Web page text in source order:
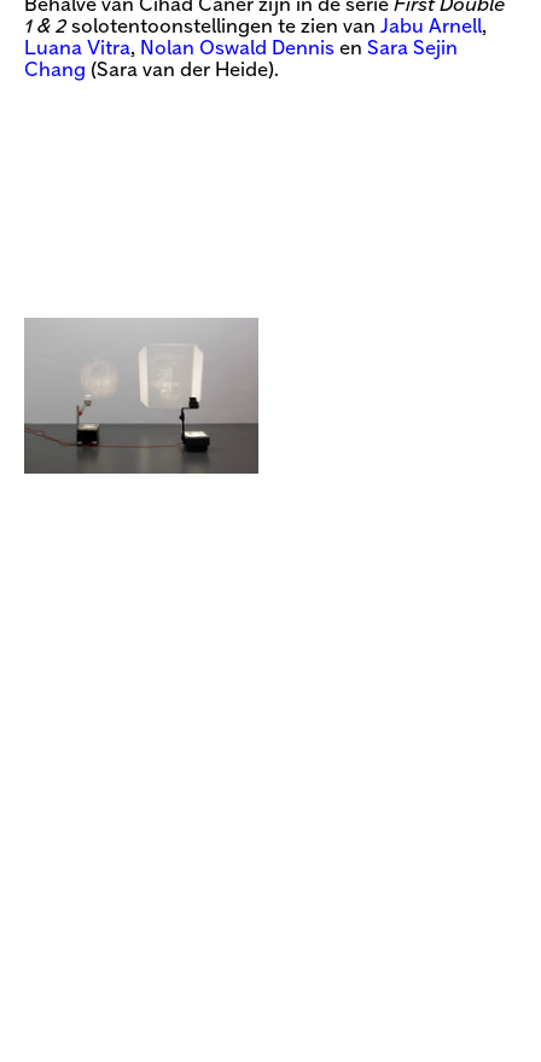
Behalve van Cihad Caner zijn in de serie First Double
1 & 2 solotentoonstellingen te zien van Jabu Arnell,
Luana Vitra, Nolan Oswald Dennis en Sara Sejin
Chang (Sara van der Heide).